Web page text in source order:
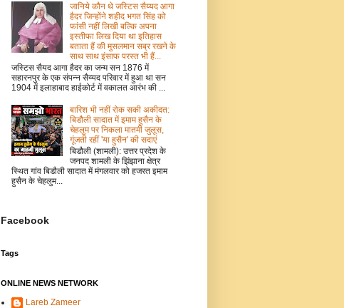
जानिये कौन थे जस्टिस सैय्यद आगा
हैदर जिन्होंने शहीद भगत सिंह को
फांसी नहीं लिखी बल्कि अपना
इस्तीफा लिख दिया था इतिहास
बताता हैं की मुसलमान सब्र रखने के
साथ साथ इंसाफ परस्त भी हैं...
जस्टिस सैयद आगा हैदर का जन्म सन 1876 में
सहारनपुर के एक संपन्न सैय्यद परिवार में हुआ था सन
1904 में इलाहाबाद हाईकोर्ट में वकालत आरंभ की ...
बारिश भी नहीं रोक सकी अकीदत:
बिडौली सादात में इमाम हुसैन के
चेहलुम पर निकला मातमी जुलूस,
गूंजती रहीं 'या हुसैन' की सदाएं
बिडौली (शामली): उत्तर प्रदेश के
जनपद शामली के झिंझाना क्षेत्र
स्थित गांव बिडौली सादात में मंगलवार को हजरत इमाम
हुसैन के चेहलुम...
Facebook
Tags
ONLINE NEWS NETWORK
Lareb Zameer